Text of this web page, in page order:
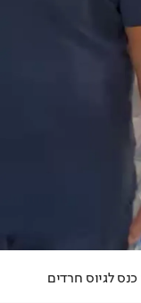
לגיוס חרדים